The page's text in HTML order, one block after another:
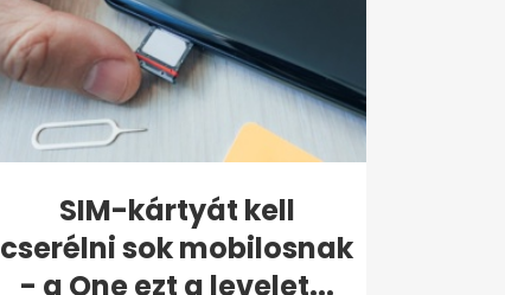
SIM-kártyát kell
cserélni sok mobilosnak
- a One ezt a levelet...